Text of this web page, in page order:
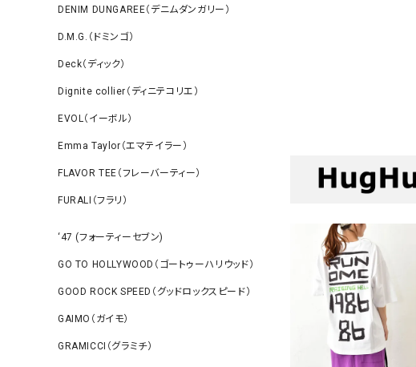
DENIM DUNGAREE（デニムダンガリー）
D.M.G.（ドミンゴ）
Deck（ディック）
Dignite collier（ディニテコリエ）
EVOL（イーボル）
Emma Taylor（エマテイラー）
FLAVOR TEE（フレーバーティー）
FURALI（フラリ）
‘47 (フォーティーセブン)
GO TO HOLLYWOOD（ゴートゥーハリウッド）
GOOD ROCK SPEED（グッドロックスピード）
GAIMO（ガイモ）
GRAMICCI（グラミチ）